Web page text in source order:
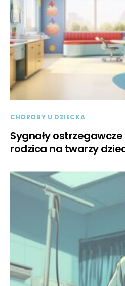
CHOROBY U DZIECKA
Sygnały
rodzica na twarzy